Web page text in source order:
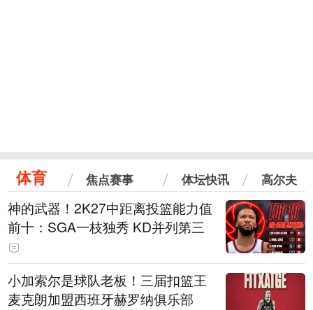
体育 焦点赛事 体坛快讯 高尔夫
神的武器！2K27中距离投篮能力值
前十：SGA一枝独秀 KD并列第三
小加索尔是球队老板！三届扣篮王
麦克朗加盟西班牙赫罗纳俱乐部